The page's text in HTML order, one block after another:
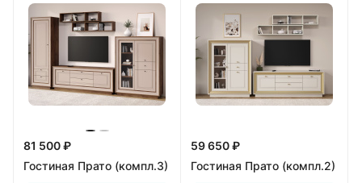
81 500 ₽
Гостиная Прато (компл.3)
59 650 ₽
Гостиная Прато (компл.2)